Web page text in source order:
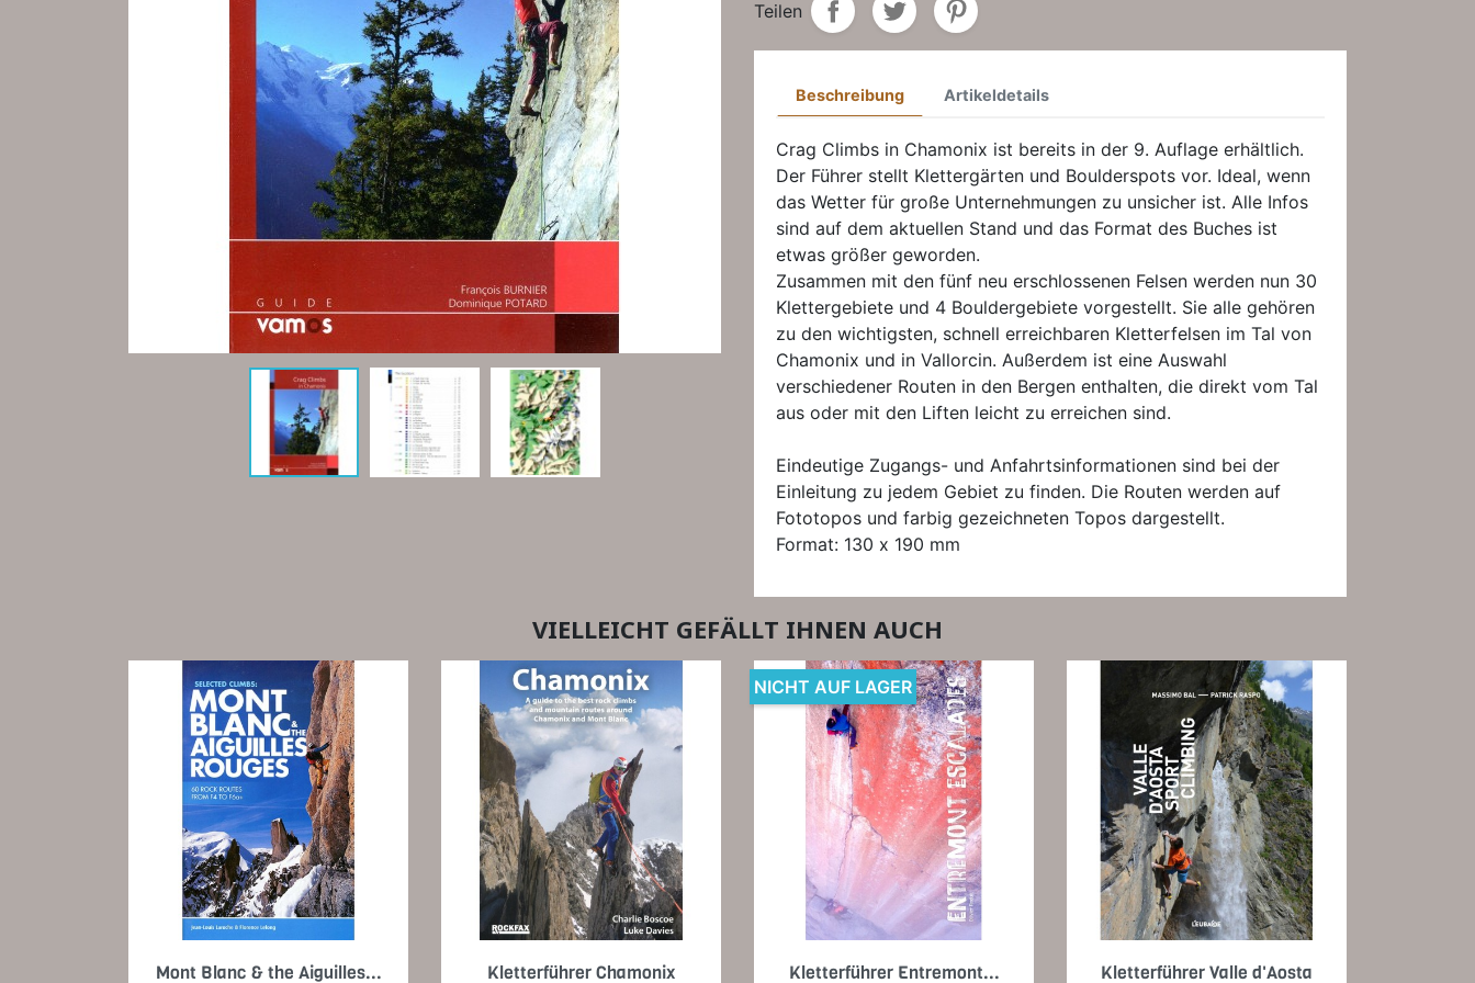
Teilen
Beschreibung Artikeldetails
Crag Climbs in Chamonix ist bereits in der 9. Auflage erhältlich.
Der Führer stellt Klettergärten und Boulderspots vor. Ideal, wenn
das Wetter für große Unternehmungen zu unsicher ist. Alle Infos
sind auf dem aktuellen Stand und das Format des Buches ist
etwas größer geworden.
Zusammen mit den fünf neu erschlossenen Felsen werden nun 30
Klettergebiete und 4 Bouldergebiete vorgestellt. Sie alle gehören
zu den wichtigsten, schnell erreichbaren Kletterfelsen im Tal von
Chamonix und in Vallorcin. Außerdem ist eine Auswahl
verschiedener Routen in den Bergen enthalten, die direkt vom Tal
aus oder mit den Liften leicht zu erreichen sind.
Eindeutige Zugangs- und Anfahrtsinformationen sind bei der
Einleitung zu jedem Gebiet zu finden. Die Routen werden auf
Fototopos und farbig gezeichneten Topos dargestellt.
Format: 130 x 190 mm
VIELLEICHT GEFÄLLT IHNEN AUCH
Vorschau
Mont Blanc & the Aiguilles... Vorschau
Kletterführer Chamonix  Vorschau
Kletterführer Entremont...
NICHT AUF LAGER
 Vorschau
Kletterführer Valle d'Aosta